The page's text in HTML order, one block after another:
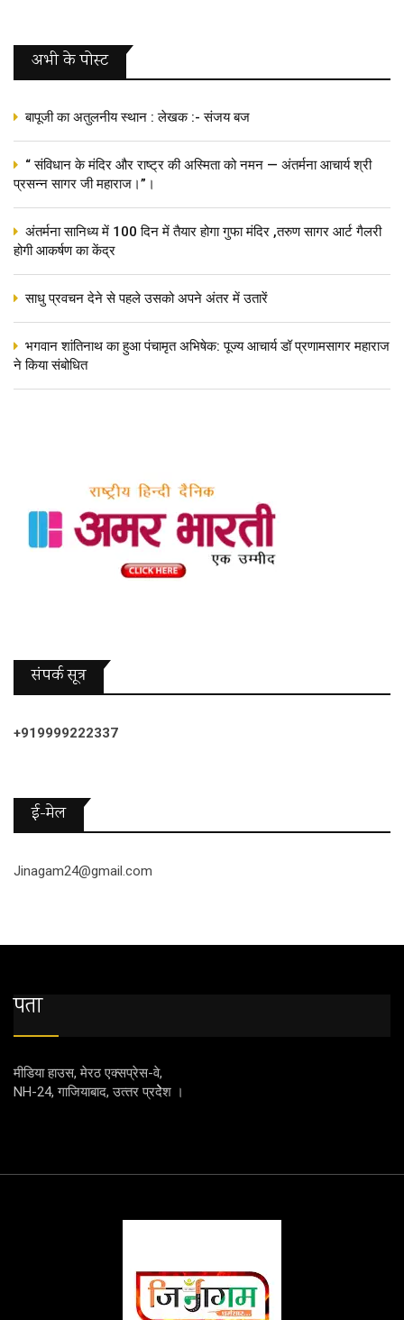
अभी के पोस्‍ट
बापूजी का अतुलनीय स्थान : लेखक :- संजय बज
“ संविधान के मंदिर और राष्ट्र की अस्मिता को नमन — अंतर्मना आचार्य श्री
प्रसन्न सागर जी महाराज।”।
अंतर्मना सानिध्य में 100 दिन में तैयार होगा गुफा मंदिर ,तरुण सागर आर्ट गैलरी
होगी आकर्षण का केंद्र
साधु प्रवचन देने से पहले उसको अपने अंतर में उतारें
भगवान शांतिनाथ का हुआ पंचामृत अभिषेक: पूज्य आचार्य डॉ प्रणामसागर महाराज
ने किया संबोधित
संपर्क सूत्र
+919999222337
ई-मेल
Jinagam24@gmail.com
पता
मीडिया हाउस, मेरठ एक्‍सप्रेस-वे,
NH-24, गाजियाबाद, उत्‍तर प्रदेेेेश ।